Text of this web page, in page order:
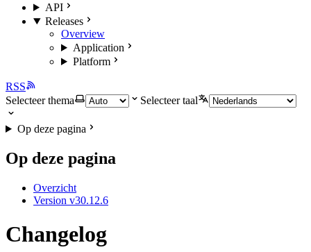
API
Releases
Overview
Application
Platform
RSS
Selecteer thema
Selecteer taal
Op deze pagina
Op deze pagina
Overzicht
Version v30.12.6
Changelog